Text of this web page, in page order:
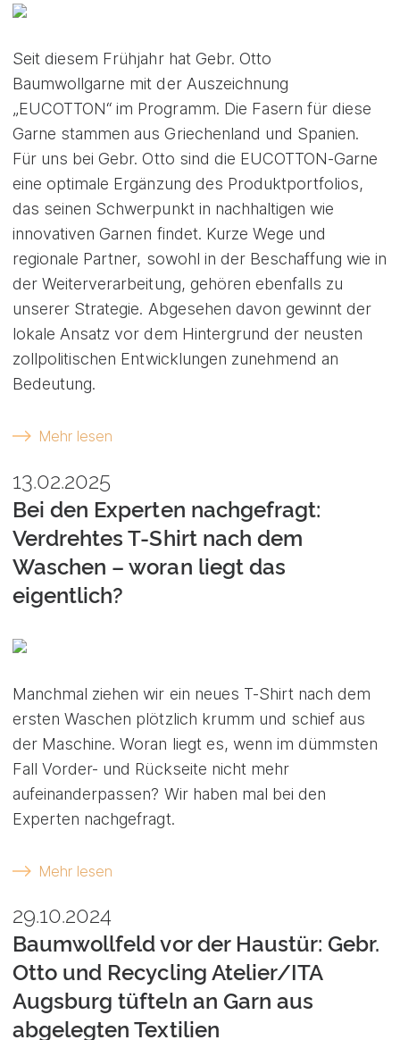
Seit diesem Frühjahr hat Gebr. Otto
Baumwollgarne mit der Auszeichnung
„EUCOTTON“ im Programm. Die Fasern für diese
Garne stammen aus Griechenland und Spanien.
Für uns bei Gebr. Otto sind die EUCOTTON-Garne
eine optimale Ergänzung des Produktportfolios,
das seinen Schwerpunkt in nachhaltigen wie
innovativen Garnen findet. Kurze Wege und
regionale Partner, sowohl in der Beschaffung wie in
der Weiterverarbeitung, gehören ebenfalls zu
unserer Strategie. Abgesehen davon gewinnt der
lokale Ansatz vor dem Hintergrund der neusten
zollpolitischen Entwicklungen zunehmend an
Bedeutung.
Mehr lesen
13.02.2025
Bei den Experten nachgefragt:
Verdrehtes T-Shirt nach dem
Waschen – woran liegt das
eigentlich?
Manchmal ziehen wir ein neues T-Shirt nach dem
ersten Waschen plötzlich krumm und schief aus
der Maschine. Woran liegt es, wenn im dümmsten
Fall Vorder- und Rückseite nicht mehr
aufeinanderpassen? Wir haben mal bei den
Experten nachgefragt.
Mehr lesen
29.10.2024
Baumwollfeld vor der Haustür: Gebr.
Otto und Recycling Atelier/ITA
Augsburg tüfteln an Garn aus
abgelegten Textilien